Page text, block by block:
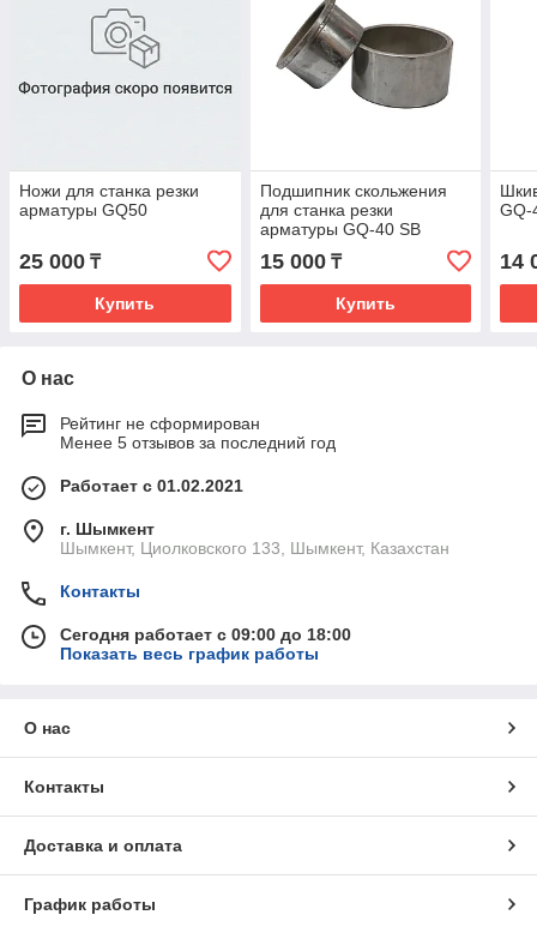
Ножи для станка резки
арматуры GQ50
25 000 ₸
Купить
Подшипник скольжения
для станка резки
арматуры GQ-40 SB
15 000₸
Купить
GQ-
14
О нас
Рейтинг не сформирован
Менее 5 отзывов за последний год
Работает с 01.02.2021
г. Шымкент
Шымкент, Циолковского 133, Шымкент, Казахстан
Контакты
Сегодня работает с 09:00 до 18:00
Показать весь график работы
О нас
Контакты
Доставка и оплата
График работы